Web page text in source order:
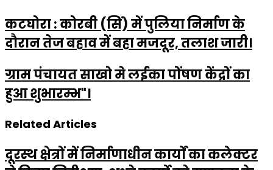
कटघोरा : कोरबी (सिं) में पुलिया निर्माण के
दौरान तेज बहाव में बहा मजदूर, तलाश जारी।
ग्राम पंचायत साखो मे लईका पोंषण केंद्रों का
हुआ शुभारम्भ"।
Related Articles
दूरस्थ क्षेत्रों में निर्माणाधीन कार्यों का कलेक्टर